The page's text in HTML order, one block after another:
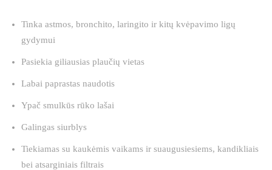
Tinka astmos, bronchito, laringito ir kitų kvėpavimo ligų
gydymui
Pasiekia giliausias plaučių vietas
Labai paprastas naudotis
Ypač smulkūs rūko lašai
Galingas siurblys
Tiekiamas su kaukėmis vaikams ir suaugusiesiems, kandikliais
bei atsarginiais filtrais